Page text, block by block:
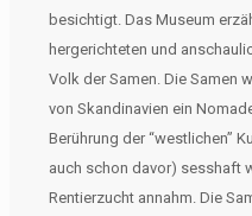
besichtigt. Das Museum
hergerichteten und
Volk der Samen. Die Samen
von Skandinavien ein
Berührung der “westlichen”
auch schon davor) sesshaft
Rentierzucht annahm. Die